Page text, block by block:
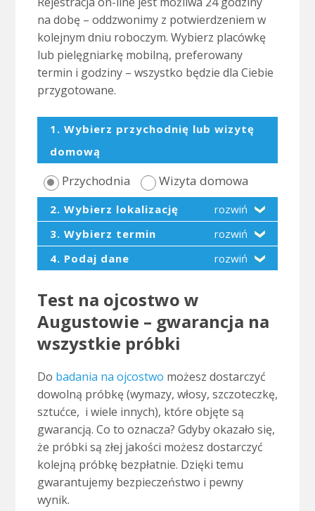
na dobę – oddzwonimy z potwierdzeniem w
kolejnym dniu roboczym. Wybierz placówkę
lub pielęgniarkę mobilną, preferowany
termin i godziny – wszystko będzie dla Ciebie
przygotowane.
1. Wybierz przychodnię lub wizytę
domową
Przychodnia Wizyta domowa
2. Wybierz lokalizację
rozwiń
3. Wybierz termin
rozwiń
4. Podaj dane
rozwiń
Test na ojcostwo w
Augustowie – gwarancja na
wszystkie próbki
Do badania na ojcostwo możesz dostarczyć
dowolną próbkę (wymazy, włosy, szczoteczkę,
sztućce, i wiele innych), które objęte są
gwarancją. Co to oznacza? Gdyby okazało się,
że próbki są złej jakości możesz dostarczyć
kolejną próbkę bezpłatnie. Dzięki temu
gwarantujemy bezpieczeństwo i pewny
wynik.